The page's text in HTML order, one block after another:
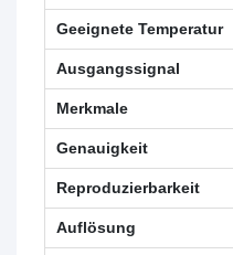
Geeignete Temperatur
Ausgangssignal
Merkmale
Genauigkeit
Reproduzierbarkeit
Auflösung